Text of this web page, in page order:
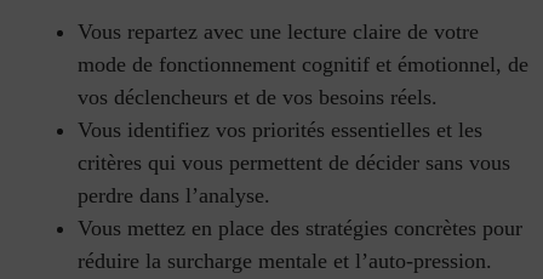
Vous repartez avec une lecture claire de votre
mode de fonctionnement cognitif et émotionnel, de
vos déclencheurs et de vos besoins réels.
Vous identifiez vos priorités essentielles et les
critères qui vous permettent de décider sans vous
perdre dans l’analyse.
Vous mettez en place des stratégies concrètes pour
réduire la surcharge mentale et l’auto-pression.